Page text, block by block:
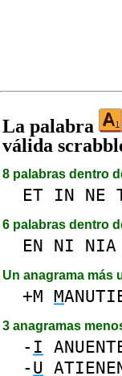
La palabra
válida
8 palabras dentro
ET IN NE
6 palabras dentro
EN NI NIA
Un anagrama más
+M M
3 anagramas
- I
- U